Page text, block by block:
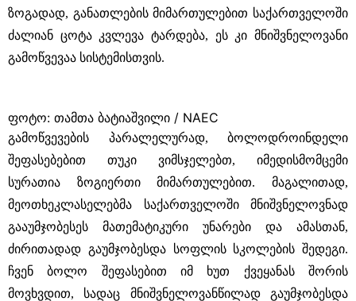
ზოგადად, განათლების მიმართულებით საქართველოში
ძალიან ცოტა კვლევა ტარდება, ეს კი მნიშვნელოვანი
გამოწვევაა სისტემისთვის.
ფოტო: თამთა ბატიაშვილი / NAEC
გამოწვევების პარალელურად, ბოლოდროინდელი
შეფასებებით თუკი ვიმსჯელებთ, იმედისმომცემი
სურათია ზოგიერთი მიმართულებით. მაგალითად,
მეოთხეკლასელებმა საქართველოში მნიშვნელოვნად
გააუმჯობესეს მათემატიკური უნარები და ამასთან,
ძირითადად გაუმჯობესდა სოფლის სკოლების შედეგი.
ჩვენ ბოლო შეფასებით იმ ხუთ ქვეყანას შორის
მოვხვდით, სადაც მნიშვნელოვანწილად გაუმჯობესდა